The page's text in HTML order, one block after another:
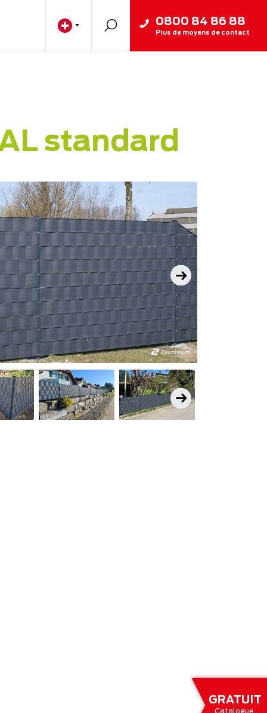
GRATUIT
Catalogue
0800 84 86 88
Plus de moyens de contact
standard